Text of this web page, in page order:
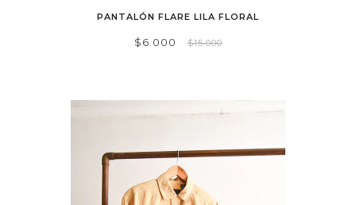
PANTALÓN FLARE LILA FLORAL
$6.000 $15.000